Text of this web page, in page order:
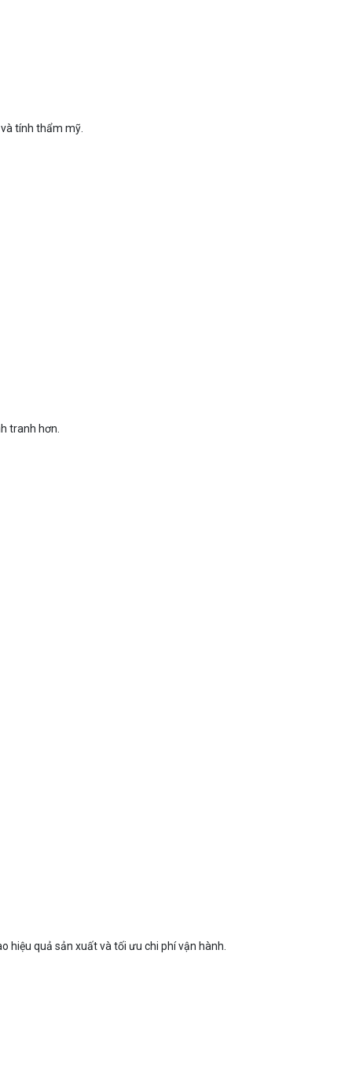
tính thẩm mỹ.
tranh hơn.
hiệu quả sản xuất và tối ưu chi phí vận hành.